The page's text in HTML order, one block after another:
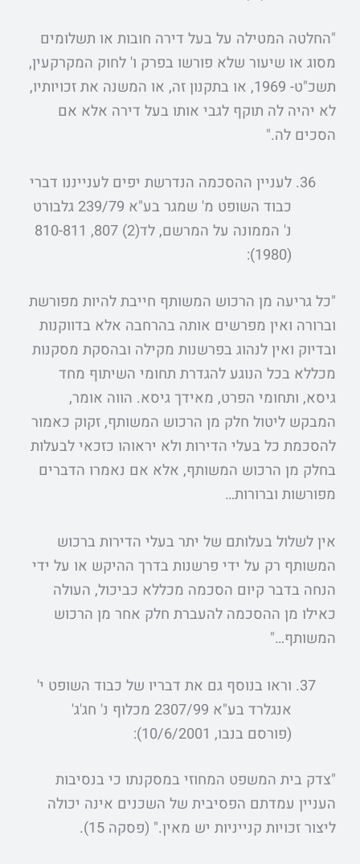
"החלטה המטילה על בעל דירה חובות או תשלומים
מסוג או שיעור שלא פורשו בפרק ו' לחוק המקרקעין,
תשכ"ט- 1969, או בתקנון זה, או המשנה את זכויותיו,
לא יהיה לה תוקף לגבי אותו בעל דירה אלא אם
הסכים לה."
לעניין ההסכמה הנדרשת יפים לענייננו דברי
כבוד השופט מ' שמגר בע"א 239/79 גלבורט
נ' הממונה על המרשם, לד(2) 807, 810-811
(1980):
"כל גריעה מן הרכוש המשותף חייבת להיות מפורשת
וברורה ואין מפרשים אותה בהרחבה אלא בדווקנות
ובדיוק ואין לנהוג בפרשנות מקילה ובהסקת מסקנות
מכללא בכל הנוגע להגדרת תחומי השיתוף מחד
גיסא, ותחומי הפרט, מאידך גיסא. הווה אומר,
המבקש ליטול חלק מן הרכוש המשותף, זקוק כאמור
להסכמת כל בעלי הדירות ולא יראוהו כזכאי לבעלות
בחלק מן הרכוש המשותף, אלא אם נאמרו הדברים
מפורשות וברורות…
אין לשלול בעלותם של יתר בעלי הדירות ברכוש
המשותף רק על ידי פרשנות בדרך ההיקש או על ידי
הנחה בדבר קיום הסכמה מכללא כביכול, העולה
כאילו מן ההסכמה להעברת חלק אחר מן הרכוש
המשותף…"
וראו בנוסף גם את דבריו של כבוד השופט י'
אנגלרד בע"א 2307/99 מכלוף נ' חג'ג'
(פורסם בנבו, 10/6/2001):
"צדק בית המשפט המחוזי במסקנתו כי בנסיבות
העניין עמדתם הפסיבית של השכנים אינה יכולה
ליצור זכויות קנייניות יש מאין." (פסקה 15).